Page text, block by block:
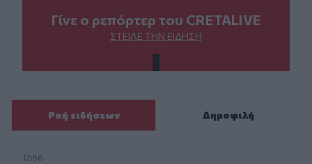
Γίνε ο ρεπόρτερ του CRETALIVE
ΣΤΕΊΛΕ ΤΗΝ ΕΊΔΗΣΗ
Ροή ειδήσεων Δημοφιλή
12:56